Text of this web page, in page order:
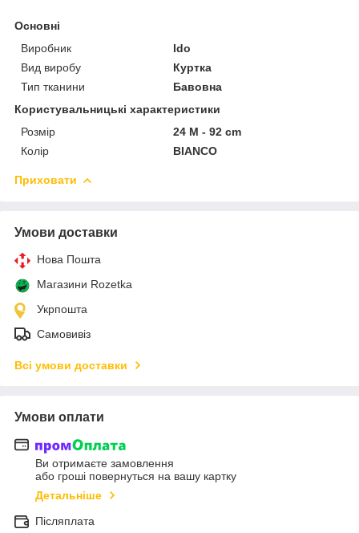
Основні
Виробник
Ido
Вид виробу
Куртка
Тип тканини
Бавовна
Користувальницькі характеристики
Розмір
24 M - 92 cm
Колір
BIANCO
Приховати
Умови доставки
Нова Пошта
Магазини Rozetka
Укрпошта
Самовивіз
Всі умови доставки
Умови оплати
Ви отримаєте замовлення
або гроші повернуться на вашу картку
Детальніше
Післяплата